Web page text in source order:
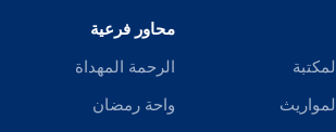
المكتبة
المواريث
محاور فرعية
الرحمة المهداة
واحة رمضان